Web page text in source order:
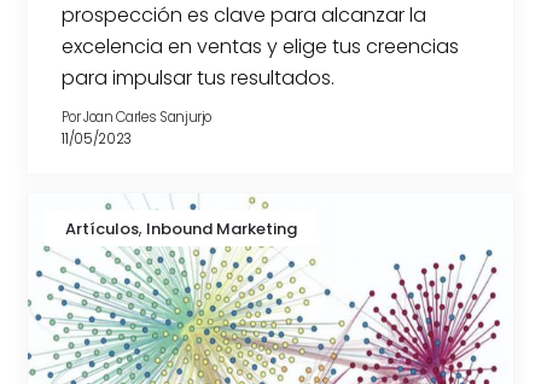
prospección es clave para alcanzar la
excelencia en ventas y elige tus creencias
para impulsar tus resultados.
PorJoan Carles Sanjurjo
11/05/2023
Artículos, Inbound Marketing